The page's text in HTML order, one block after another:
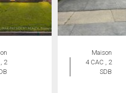
2
Maison
4 CAC , 2
SDB